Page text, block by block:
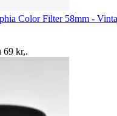
Color Filter 58mm -
69 kr,.